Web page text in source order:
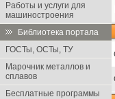
Работы и услуги для
машиностроения
Библиотека портала
ГОСТы, ОСТы, ТУ
Марочник металлов и
сплавов
Бесплатные программы